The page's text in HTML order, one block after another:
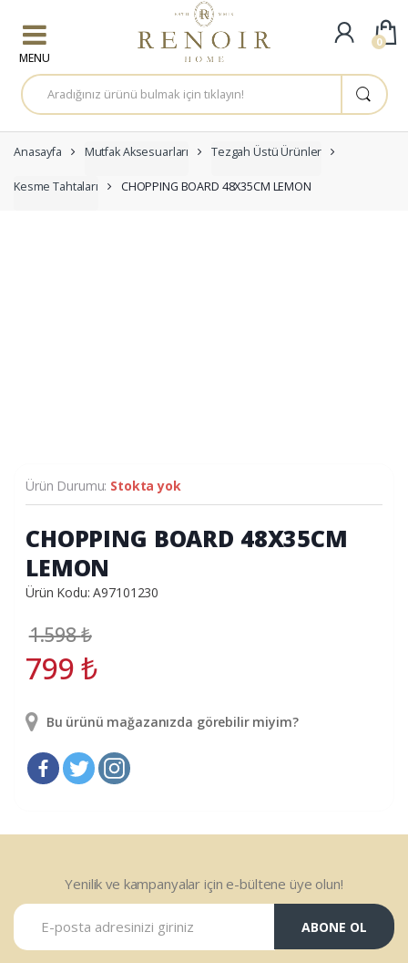
A
r
a
a
:
Anasayfa Mutfak Aksesuarları Tezgah Üstü Ürünler
Kesme Tahtaları CHOPPING BOARD 48X35CM LEMON
Ürün Durumu: Stokta yok
CHOPPING BOARD 48X35CM
LEMON
Ürün Kodu: A97101230
1.598₺
799₺
Bu ürünü mağazanızda görebilir miyim?
Yenilik ve kampanyalar için e-bültene üye olun!
ABONE OL
0